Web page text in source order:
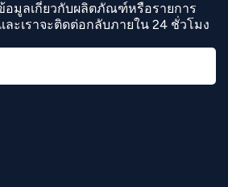
อมูลเกี่ยวกับผลิตภัณฑ์หรือรายการ
ละเราจะติดต่อกลับภายใน 24 ชั่วโมง